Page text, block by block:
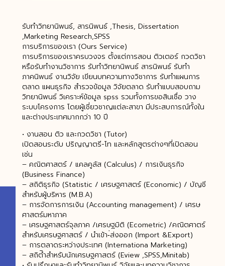
รับทำวิทยานิพนธ์, สารนิพนธ์ ,Thesis, Dissertation
,Marketing Research,SPSS
การบริการของเรา (Ours Service)
การบริการของเราครบวงจร ตั้งแต่การสอน ติวเตอร์ กวดวิชา
หรือรับทำงานวิชาการ รับทําวิทยานิพนธ์ สารนิพนธ์ รับทำ
ภาคนิพนธ์ งานวิจัย เขียนบทความทางวิชาการ รับทำแผนการ
ตลาด แผนธุรกิจ สำรวจข้อมูล วิจัยตลาด รับทำแบบสอบถาม
วิทยานิพนธ์ วิเคราะห์ข้อมูล spss รวมทั้งการขอสินเชื่อ วาง
ระบบโครงการ โดยผู้เชี่ยวชาญแต่ละสาขา มีประสบการณ์ทั้งใน
และต่างประเทศมากกว่า 10 ปี
• งานสอน ติว และกวดวิชา (Tutor)
เปิดสอนระดับ ปริญญาตรี-โท และหลักสูตรต่างๆที่เปิดสอน
เช่น
– คณิตศาสตร์ / แคลคูลัส (Calculus) / การเงินธุรกิจ
(Business Finance)
– สถิติธุรกิจ (Statistic / เศรษฐศาสตร์ (Economic) / บัญชี
สำหรับผู้บริหาร (M.B.A)
– การจัดการการเงิน (Accounting management) / เศรษ
ศาสตร์มหาภาค
– เศรษฐศาสตร์จุลภาค /เศรษฐมิติ (Ecometric) /คณิตศาตร์
สำหรับเศรษฐศาสตร์ / นำเข้า-่ส่งออก (Import &Export)
– การตลาดระหว่างประเทศ (Internationa Marketing)
– สถิติำสำหรับนักเศรษฐศาสตร์ (Eview ,SPSS,Minitab)